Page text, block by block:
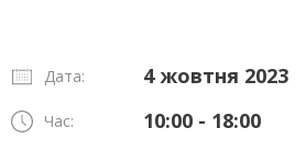
Дата: 4 жовтня 2023
Час: 10:00 - 18:00